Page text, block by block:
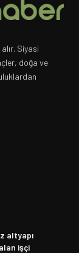
Siyasi
doğa ve
altyapı
işçi